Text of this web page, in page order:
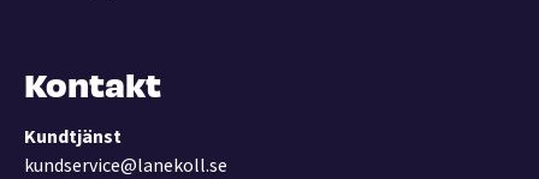
Kontakt
Kundtjänst
kundservice@lanekoll.se